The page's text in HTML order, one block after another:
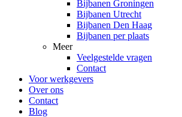
Bijbanen Groningen
Bijbanen Utrecht
Bijbanen Den Haag
Bijbanen per plaats
Meer
Veelgestelde vragen
Contact
Voor werkgevers
Over ons
Contact
Blog